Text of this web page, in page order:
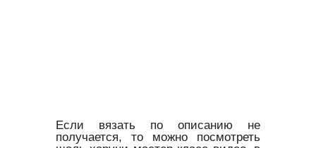
Если вязать по описанию не
получается, то можно посмотреть